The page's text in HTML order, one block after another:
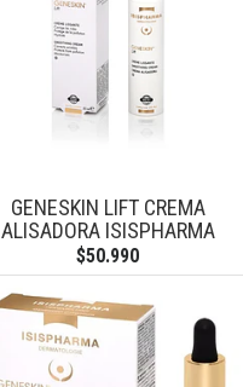
GENESKIN LIFT CREMA
ALISADORA ISISPHARMA
$50.990